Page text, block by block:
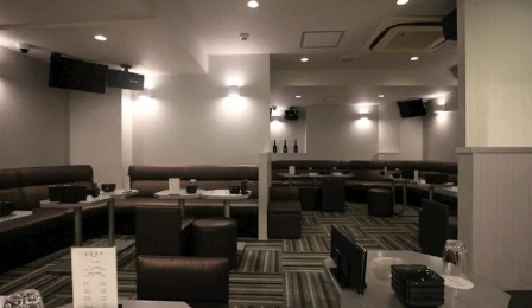
結
果
一
覧
用
画
像